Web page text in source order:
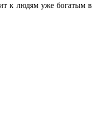
к людям уже богатым в